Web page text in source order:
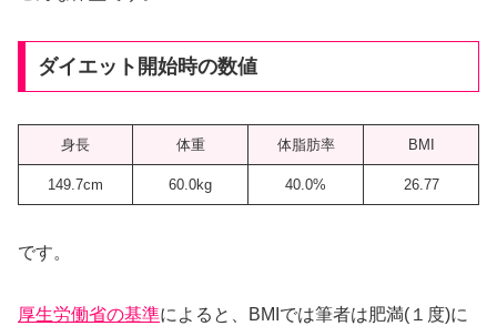
ダイエット開始時の数値
身長 体重 体脂肪率 BMI
149.7cm 60.0kg 40.0% 26.77
です。
厚生労働省の基準によると、BMIでは筆者は肥満(１度)に